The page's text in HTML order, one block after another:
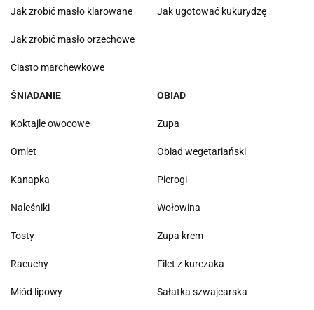
Jak zrobić masło klarowane
Jak zrobić masło orzechowe
Ciasto marchewkowe
Jak ugotować kukurydzę
ŚNIADANIE
Koktajle owocowe
Omlet
Kanapka
Naleśniki
Tosty
Racuchy
Miód lipowy
OBIAD
Zupa
Obiad wegetariański
Pierogi
Wołowina
Zupa krem
Filet z kurczaka
Sałatka szwajcarska